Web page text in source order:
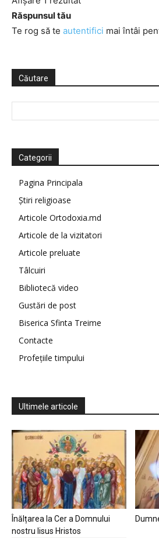
Răspunsul tău
Te rog să te autentifici mai întâi
Căutare
Categorii
Pagina Principala
Știri religioase
Articole Ortodoxia.md
Articole de la vizitatori
Articole preluate
Tâlcuiri
Bibliotecă video
Gustări de post
Biserica Sfinta Treime
Contacte
Profețiile timpului
Ultimele articole
Înălțarea la Cer a Domnului
nostru Iisus Hristos